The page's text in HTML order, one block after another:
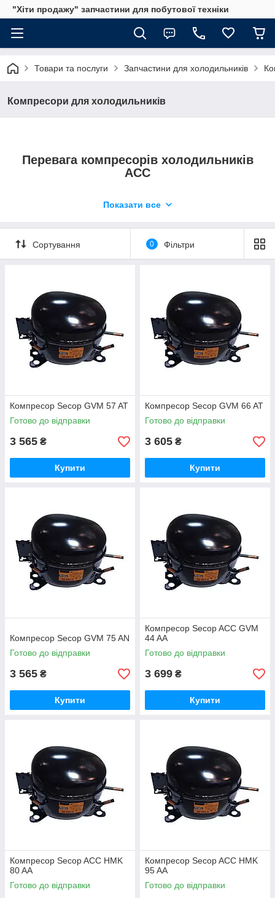
"Хіти продажу" запчастини для побутової техніки
Товари та послуги Запчастини для холодильників
Компресори для холодильників
Перевага компресорів холодильників
ACC
1.
Фірмові компресори для холодильників
мають невеликі розміри, які сумісні з
простору для комплектуючих.
2.
Економія
Купити новий компресор на холодильник
можна не тільки в разі несправності, але й
небагато ресурсів, при цьому працюють
стабільно і продуктивно.
3.
Невибагливе використання
Перепади стресу та інші негативні чинники
не впливають на стабільність продуктивності
4.
Висока продуктивність
Незважаючи на мінімальну кількість енергії,
що споживається, компресори холодильників
працюють з високою продуктивністю. Їх
але перед тим було б мудро уточнити
сумісність у консультантів магазинів.
Пристрої сумісні з технікою різних фірм, у тому числі з
морозильниками, скороморозильниками та різними
видами кліматичного обладнання. Купити оригінальні
комплектуючі можна за доступною ціною вроздріб і
оптом. Продукція ACC поєднує в собі надійність, якість,
а також тривалий термін користування. Це чудова
можливість ремонтувати холодильну, морозильну
оптимальний варіант для кожного агрегата. Вибирайте
найкраще!
Вибрати компресор
Показати все
Сортування 0 Фільтри
Компресор Secop GVM 57 AT
Готово до відправки
3 565 ₴
Купити
Компресор Secop GVM 66 AT
Готово до відправки
3 605 ₴
Купити
Компресор Secop GVM 75 AN
Готово до відправки
3 565 ₴
Купити
Компресор Secop ACC GVM
44 AA
Готово до відправки
3 699 ₴
Купити
Компресор Secop ACC HMK
80 AA
Готово до відправки
Компресор Secop ACC HMK
95 AA
Готово до відправки